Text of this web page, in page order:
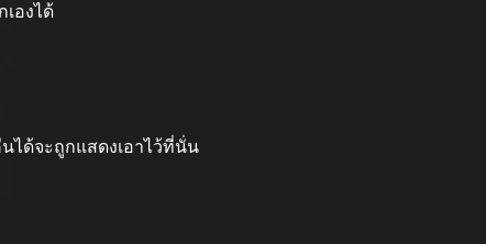
องได้
ด้จะถูกแสดงเอาไว้ที่นั่น